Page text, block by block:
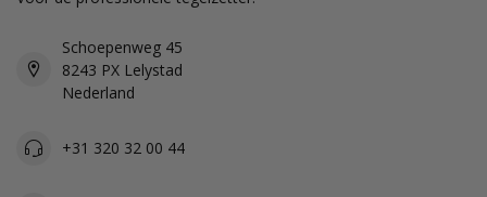
Schoepenweg 45
8243 PX Lelystad
Nederland
+31 320 32 00 44